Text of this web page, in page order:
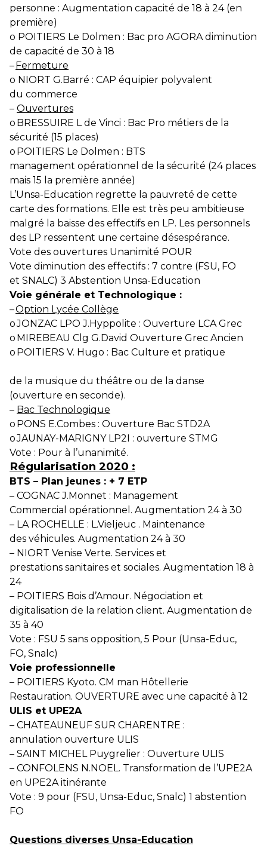
personne : Augmentation capacité de 18 à 24 (en
première)
o POITIERS Le Dolmen : Bac pro AGORA diminution
de capacité de 30 à 18
–Fermeture
o NIORT G.Barré : CAP équipier polyvalent
du commerce
– Ouvertures
o BRESSUIRE L de Vinci : Bac Pro métiers de la
sécurité (15 places)
o POITIERS Le Dolmen : BTS
management opérationnel de la sécurité (24 places
mais 15 la première année)
L’Unsa-Education regrette la pauvreté de cette
carte des formations. Elle est très peu ambitieuse
malgré la baisse des effectifs en LP. Les personnels
des LP ressentent une certaine désespérance.
Vote des ouvertures Unanimité POUR
Vote diminution des effectifs : 7 contre (FSU, FO
et SNALC) 3 Abstention Unsa-Education
Voie générale et Technologique :
–Option Lycée Collège
oJONZAC LPO J.Hyppolite : Ouverture LCA Grec
o MIREBEAU Clg G.David Ouverture Grec Ancien
o POITIERS V. Hugo : Bac Culture et pratique
de la musique du théâtre ou de la danse
(ouverture en seconde).
– Bac Technologique
o PONS E.Combes : Ouverture Bac STD2A
oJAUNAY-MARIGNY LP2I : ouverture STMG
Vote : Pour à l’unanimité.
Régularisation 2020 :
BTS – Plan jeunes : + 7 ETP
– COGNAC J.Monnet : Management
Commercial opérationnel. Augmentation 24 à 30
– LA ROCHELLE : L.Vieljeuc . Maintenance
des véhicules. Augmentation 24 à 30
– NIORT Venise Verte. Services et
prestations sanitaires et sociales. Augmentation 18 à
24
– POITIERS Bois d’Amour. Négociation et
digitalisation de la relation client. Augmentation de
35 à 40
Vote : FSU 5 sans opposition, 5 Pour (Unsa-Educ,
FO, Snalc)
Voie professionnelle
– POITIERS Kyoto. CM man Hôtellerie
Restauration. OUVERTURE avec une capacité à 12
ULIS et UPE2A
– CHATEAUNEUF SUR CHARENTRE :
annulation ouverture ULIS
– SAINT MICHEL Puygrelier : Ouverture ULIS
– CONFOLENS N.NOEL. Transformation de l’UPE2A
en UPE2A itinérante
Vote : 9 pour (FSU, Unsa-Educ, Snalc) 1 abstention
FO
Questions diverses Unsa-Education